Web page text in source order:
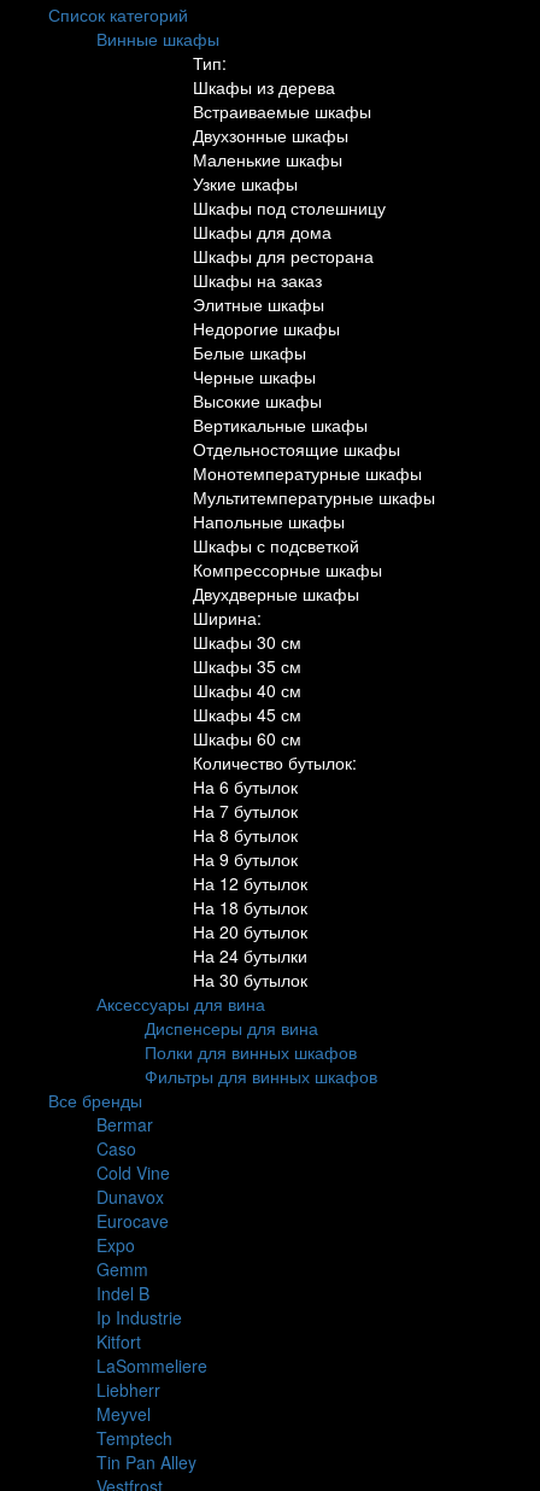
Список категорий
Винные шкафы
Тип:
Шкафы из дерева
Встраиваемые шкафы
Двухзонные шкафы
Маленькие шкафы
Узкие шкафы
Шкафы под столешницу
Шкафы для дома
Шкафы для ресторана
Шкафы на заказ
Элитные шкафы
Недорогие шкафы
Белые шкафы
Черные шкафы
Высокие шкафы
Вертикальные шкафы
Отдельностоящие шкафы
Монотемпературные шкафы
Мультитемпературные шкафы
Напольные шкафы
Шкафы с подсветкой
Компрессорные шкафы
Двухдверные шкафы
Ширина:
Шкафы 30 см
Шкафы 35 см
Шкафы 40 см
Шкафы 45 см
Шкафы 60 см
Количество бутылок:
На 6 бутылок
На 7 бутылок
На 8 бутылок
На 9 бутылок
На 12 бутылок
На 18 бутылок
На 20 бутылок
На 24 бутылки
На 30 бутылок
Аксессуары для вина
Диспенсеры для вина
Полки для винных шкафов
Фильтры для винных шкафов
Все бренды
Bermar
Caso
Cold Vine
Dunavox
Eurocave
Expo
Gemm
Indel B
Ip Industrie
Kitfort
LaSommeliere
Liebherr
Meyvel
Temptech
Tin Pan Alley
Vestfrost